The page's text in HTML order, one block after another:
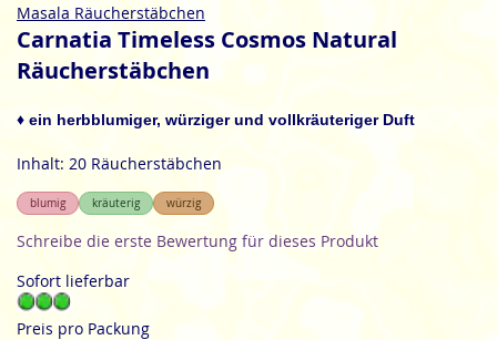
Zum
Anfang
Bildgalerie
Masala Räucherstäbchen
Carnatia Timeless Cosmos Natural
Räucherstäbchen
♦ ein herbblumiger, würziger und vollkräuteriger Duft
Inhalt: 20 Räucherstäbchen
blumig kräuterig würzig
Schreibe die erste Bewertung für dieses Produkt
Sofort lieferbar
Preis pro Packung